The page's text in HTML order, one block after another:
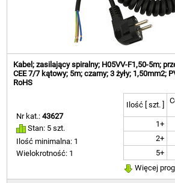
Kabel; zasilający spiralny; H05VV-F1,50-5m;
CEE 7/7 kątowy; 5m; czarny; 3 żyły; 1,50mm2;
RoHS
Nr kat.:43627
Stan: 5 szt.
Ilość minimalna: 1
Wielokrotność: 1
Ilość [ szt. ]
1+
2+
5+
Więcej